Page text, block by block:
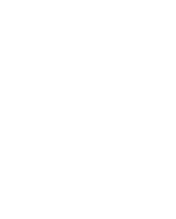
準に達した場合：
が重要です。レ
め、その間の市
があります。主